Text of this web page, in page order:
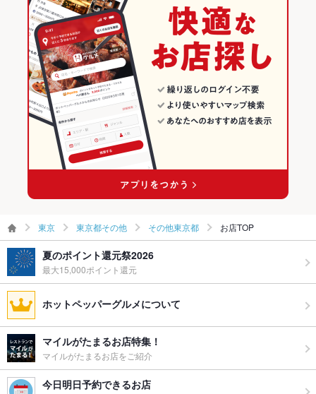
飲み放題 あり
食べ放題 あり
お子様連れ お子様連れ歓迎
ウェディン
グパーティ
ー二次会
サプライズ等、相談承ります♪お気軽にご相談ください。
可
ご予約はホームページ（roddee.info）からお願いします→ 『タ
東京都その他のアジア・エスニック料理ランキング
その他東京都のグルメランキング
その他東京都のアジア・エスニック料理ランキング
東京 東京都その他 その他東京都 お店TOP
夏のポイント還元祭2026
最大15,000ポイント還元
ホットペッパーグルメについて
マイルがたまるお店特集！
マイルがたまるお店をご紹介
今日明日予約できるお店